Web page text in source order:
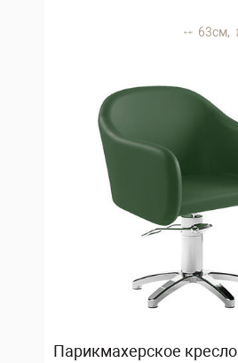
63 см,
Парикмахерское кресло